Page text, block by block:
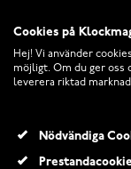
Cookies på
Hej! Vi använder
möjligt. Om du ger oss
leverera riktad
Nödvändiga